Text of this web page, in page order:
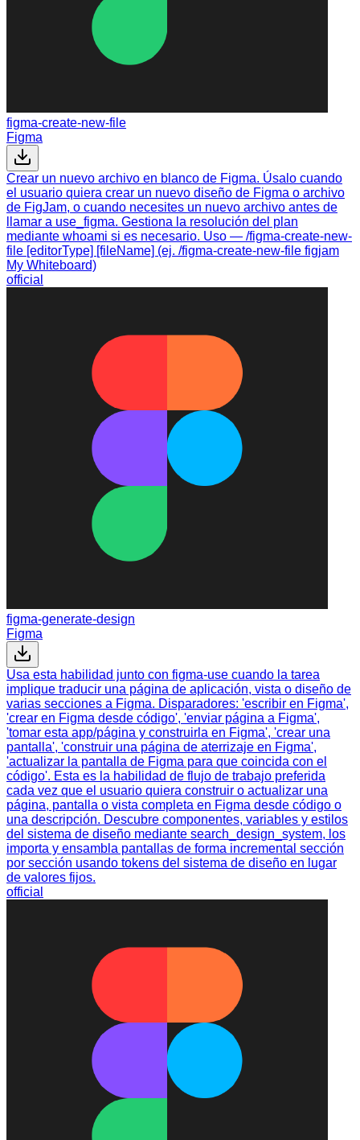
figma-create-new-file
Figma
Crear un nuevo archivo en blanco de Figma. Úsalo cuando
el usuario quiera crear un nuevo diseño de Figma o archivo
de FigJam, o cuando necesites un nuevo archivo antes de
llamar a use_figma. Gestiona la resolución del plan
mediante whoami si es necesario. Uso — /figma-create-new-
file [editorType] [fileName] (ej. /figma-create-new-file figjam
My Whiteboard)
official
figma-generate-design
Figma
Usa esta habilidad junto con figma-use cuando la tarea
implique traducir una página de aplicación, vista o diseño de
varias secciones a Figma. Disparadores: 'escribir en Figma',
'crear en Figma desde código', 'enviar página a Figma',
'tomar esta app/página y construirla en Figma', 'crear una
pantalla', 'construir una página de aterrizaje en Figma',
'actualizar la pantalla de Figma para que coincida con el
código'. Esta es la habilidad de flujo de trabajo preferida
cada vez que el usuario quiera construir o actualizar una
página, pantalla o vista completa en Figma desde código o
una descripción. Descubre componentes, variables y estilos
del sistema de diseño mediante search_design_system, los
importa y ensambla pantallas de forma incremental sección
por sección usando tokens del sistema de diseño en lugar
de valores fijos.
official